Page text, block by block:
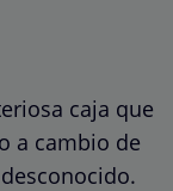
caja que
a cambio de